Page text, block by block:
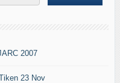
2007
23 Nov